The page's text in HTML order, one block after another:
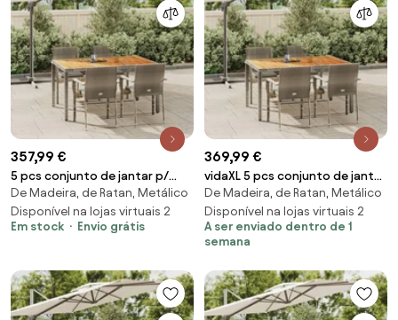
357,99 €
5 pcs conjunto de jantar p/
jardim c/ almofadões vime PE
cinza
De Madeira, de Ratan, Metálico
Disponível na lojas virtuais 2
Em stock
Envio grátis
369,99 €
vidaXL 5 pcs conjunto de jantar
p/ jardim c/ almofadões vime PE
cinza
De Madeira, de Ratan, Metálico
Disponível na lojas virtuais 2
A ser enviado dentro de 1
semana